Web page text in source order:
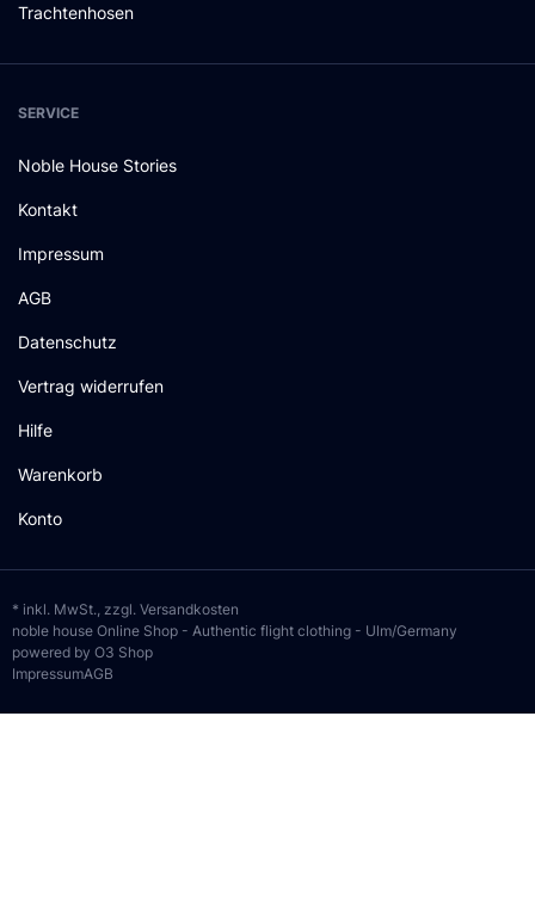
Trachtenhosen
SERVICE
Noble House Stories
Kontakt
Impressum
AGB
Datenschutz
Vertrag widerrufen
Hilfe
Warenkorb
Konto
* inkl. MwSt., zzgl. Versandkosten
noble house Online Shop - Authentic flight clothing - Ulm/Germany
powered by O3 Shop
ImpressumAGB